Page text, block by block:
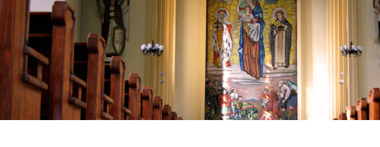
Duszpasterska
Rada
Ekonomiczna
Stałe
nabożeństwa
Grupy
parafialne
Korczok
Galeria
Ochrona
osób
małoletnich